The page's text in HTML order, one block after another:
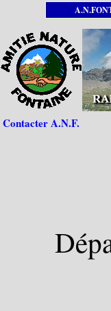
Contacter A.N.F.